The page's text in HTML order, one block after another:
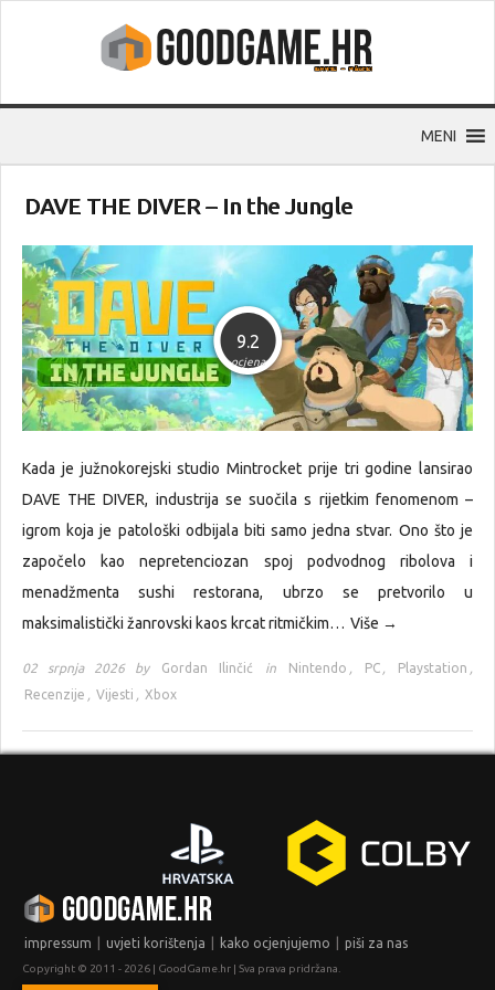
MENI
DAVE THE DIVER – In the Jungle
9.2
ocjena
Kada je južnokorejski studio Mintrocket prije tri godine lansirao
DAVE THE DIVER, industrija se suočila s rijetkim fenomenom –
igrom koja je patološki odbijala biti samo jedna stvar. Ono što je
započelo kao nepretenciozan spoj podvodnog ribolova i
menadžmenta sushi restorana, ubrzo se pretvorilo u
maksimalistički žanrovski kaos krcat ritmičkim… Više →
02 srpnja 2026 by Gordan Ilinčić in Nintendo , PC , Playstation ,
Recenzije , Vijesti , Xbox
impressum uvjeti korištenja kako ocjenjujemo piši za nas
Copyright © 2011 - 2026 | GoodGame.hr | Sva prava pridržana.